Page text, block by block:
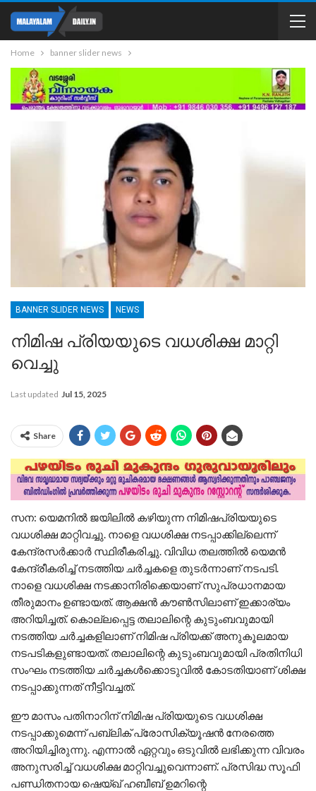
Home banner slider news
BANNER SLIDER NEWS NEWS
നിമിഷ പ്രിയയുടെ വധശിക്ഷ മാറ്റി
വെച്ചു
Last updated Jul 15, 2025
Share
സന: യെമനില്‍ ജയിലില്‍ കഴിയുന്ന നിമിഷപ്രിയയുടെ
വധശിക്ഷ മാറ്റിവച്ചു. നാളെ വധശിക്ഷ നടപ്പാക്കില്ലെന്ന്
കേന്ദ്രസര്‍ക്കാര്‍ സ്ഥിരീകരിച്ചു. വിവിധ തലത്തില്‍ യെമന്‍
കേന്ദ്രീകരിച്ച് നടത്തിയ ചര്‍ച്ചകളെ തുടര്‍ന്നാണ് നടപടി.
നാളെ വധശിക്ഷ നടക്കാനിരിക്കെയാണ് സുപ്രധാനമായ
തീരുമാനം ഉണ്ടായത്. ആക്ഷന്‍ കൗണ്‍സിലാണ് ഇക്കാര്യം
അറിയിച്ചത്. കൊല്ലപ്പെട്ട തലാലിന്റെ കുടുംബവുമായി
നടത്തിയ ചര്‍ച്ചകളിലാണ് നിമിഷ പ്രിയക്ക് അനുകൂലമായ
നടപടികളുണ്ടായത്. തലാലിന്റെ കുടുംബവുമായി പ്രതിനിധി
സംഘം നടത്തിയ ചര്‍ച്ചകള്‍ക്കൊടുവില്‍ കോടതിയാണ് ശിക്ഷ
നടപ്പാക്കുന്നത് നീട്ടിവച്ചത്.
ഈ മാസം പതിനാറിന് നിമിഷ പ്രിയയുടെ വധശിക്ഷ
നടപ്പാക്കുമെന്ന് പബ്ലിക് പ്രോസിക്യൂഷന്‍ നേരത്തെ
അറിയിച്ചിരുന്നു. എന്നാല്‍ ഏറ്റവും ഒടുവില്‍ ലഭിക്കുന്ന വിവരം
അനുസരിച്ച് വധശിക്ഷ മാറ്റിവച്ചുവെന്നാണ്. പ്രസിദ്ധ സൂഫി
പണ്ഡിതനായ ഷെയ്ഖ് ഹബീബ് ഉമറിന്റെ